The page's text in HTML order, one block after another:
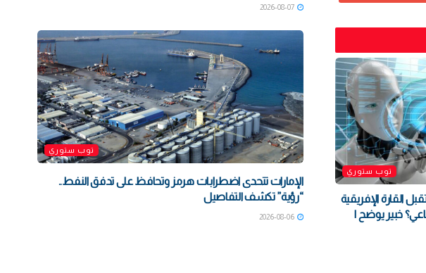
توب ستوري
القارة الإفريقية
خبير يوضح |
2026-08-07
توب ستوري
الإمارات تتحدى اضطرابات هرمز وتحافظ على تدفق النفط..
“رؤية” تكشف التفاصيل
2026-08-06